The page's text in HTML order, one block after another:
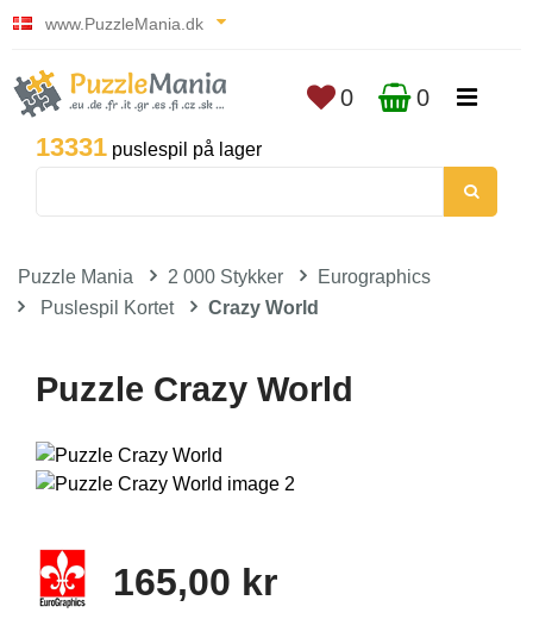
www.PuzzleMania.dk
13331 puslespil på lager
0 0
Puzzle Mania 2 000 Stykker
Eurographics
Puslespil Kortet
Crazy World
Puzzle Crazy World
165,00 kr